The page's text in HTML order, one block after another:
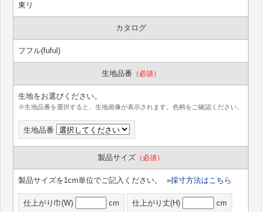
東リ
カタログ
フフル(fuful)
生地品番 （必須）
生地をお選びください。
※生地品番を選択すると、生地画像が表示されます。色柄をご確認ください。
生地品番
製品サイズ （必須）
製品サイズを1cm単位でご記入ください。 »採寸方法はこちら
仕上がり巾(W) cm 仕上がり丈(H) cm